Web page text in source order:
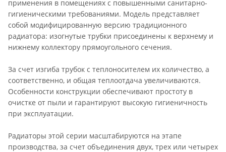
применения в помещениях с повышенными санитарно-
гигиеническими требованиями. Модель представляет
собой модифицированную версию традиционного
радиатора: изогнутые трубки присоединены к верхнему и
нижнему коллектору прямоугольного сечения.
За счет изгиба трубок с теплоносителем их количество, а
соответственно, и общая теплоотдача увеличиваются.
Особенности конструкции обеспечивают простоту в
очистке от пыли и гарантируют высокую гигиеничность
при эксплуатации.
Радиаторы этой серии масштабируются на этапе
производства, за счет объединения двух, трех или четырех